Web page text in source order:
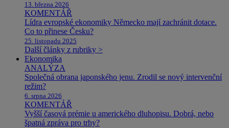
13. března 2026
KOMENTÁŘ
Lídra evropské ekonomiky Německo mají zachránit dotace.
Co to přinese Česku?
25. listopadu 2025
Další články z rubriky >
Ekonomika
ANALÝZA
Společná obrana japonského jenu. Zrodil se nový intervenční
režim?
6. srpna 2026
KOMENTÁŘ
Vyšší časová prémie u amerického dluhopisu. Dobrá, nebo
špatná zpráva pro trhy?